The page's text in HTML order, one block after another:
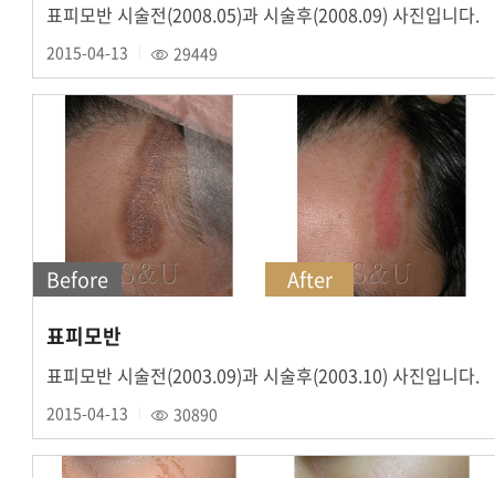
표피모반 시술전(2008.05)과 시술후(2008.09) 사진입니다.
2015-04-13 29449
Before
After
표피모반
표피모반 시술전(2003.09)과 시술후(2003.10) 사진입니다.
2015-04-13 30890